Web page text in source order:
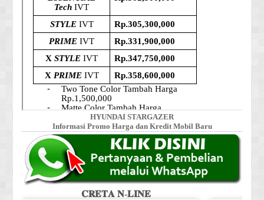
HYUNDAI STARGAZER
Informasi Promo Harga dan Kredit Mobil Baru
𝐂𝐑𝐄𝐓𝐀 𝐍-𝐋𝐈𝐍𝐄